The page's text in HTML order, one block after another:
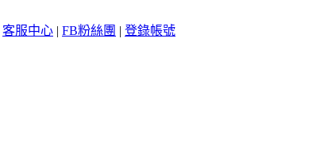
客服中心 | FB粉絲團 | 登錄帳號